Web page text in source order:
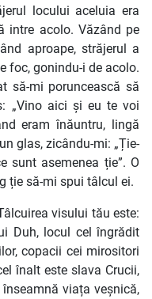
locului aceluia era
intre acolo. Văzând pe
aproape, străjerul a
foc, gonindu-i de acolo.
să-mi poruncească să
„Vino aici și eu te voi
eram înăuntru, lingă
glas, zicându-mi: „Ție-
sunt asemenea ție”. O
ție să-mi spui tâlcul ei.
visului tău este:
Duh, locul cel îngrădit
copacii cei mirositori
înalt este slava Crucii,
viața veșnică,